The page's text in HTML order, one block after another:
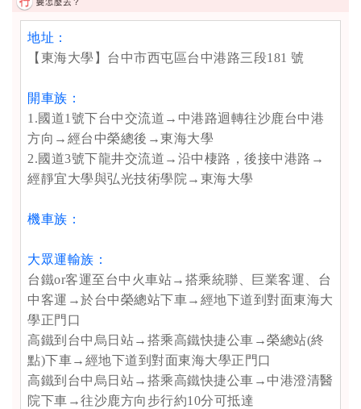
地址：
【東海大學】台中市西屯區台中港路三段181 號
開車族：
1.國道1號下台中交流道→中港路迴轉往沙鹿台中港
方向→經台中榮總後→東海大學
2.國道3號下龍井交流道→沿中棲路，後接中港路→
經靜宜大學與弘光技術學院→東海大學
機車族：
大眾運輸族：
台鐵or客運至台中火車站→搭乘統聯、巨業客運、台
中客運→於台中榮總站下車→經地下道到對面東海大
學正門口
高鐵到台中烏日站→搭乘高鐵快捷公車→榮總站(終
點)下車→經地下道到對面東海大學正門口
高鐵到台中烏日站→搭乘高鐵快捷公車→中港澄清醫
院下車→往沙鹿方向步行約10分可抵達